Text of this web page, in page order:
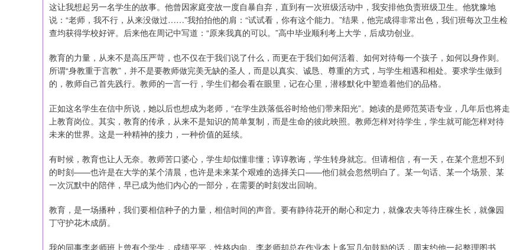
这让我想起另一名学生的故事。他曾因家庭变故一度自暴自弃，直到有一次班级活动中，我安排他负责班级卫生。他犹豫地
说：“老师，我不行，从来没做过……”我拍拍他的肩：“试试看，你有这个能力。”结果，他完成得非常出色，我们班每次卫生检
查均获得学校好评。后来他在周记中写道：“原来我真的可以。”高中毕业顺利考上大学，后成功创业。
教育的力量，从来不是高压严苛，也不仅在于我们说了什么，而更在于我们如何活着、如何对待每一个孩子，如何以身作则。
所谓“身教重于言教”，并不是要教师做完美无缺的圣人，而是以真实、诚恳、尊重的方式，与学生相遇和相处。要求学生做到
的，教师自己首先践行。教师的一言一行，学生们都会看在眼里，记在心里，潜移默化中塑造着他们的品格。
正如这名学生在信中所说，她以后也想成为老师，“在学生跌落低谷时给他们带来阳光”。她读的是师范英语专业，几年后也将走
上教育岗位。其实，教育的传承，从来不是知识的简单复制，而是生命的彼此映照。教师怎样对待学生，学生就可能怎样对待
未来的世界。这是一种精神的接力，一种价值的延续。
有时候，教育也让人无奈。教师苦口婆心，学生却似懂非懂；谆谆教诲，学生转身就忘。但请相信，有一天，在某个意想不到
的时刻——也许是在大学的某个清晨，也许是未来某个艰难的选择关口——他们就会忽然明白了。某一句话、某一个场景、某
一次沉默中的陪伴，早已成为他们内心的一部分，在需要的时刻发出回响。
教育，是一场播种，我们要相信种子的力量，相信时间的声音。要有静待花开的耐心和定力，就像农夫等待庄稼生长，就像园
丁守护花木成荫。
我的同事李老师班上曾有个学生，成绩平平，性格内向。李老师却总在作业本上多写几句鼓励的话，周末约他一起整理图书